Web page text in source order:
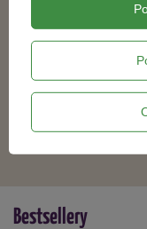
Nawóz z do roślin kwitnących
mikroelementami 1 kg
Bestsellery